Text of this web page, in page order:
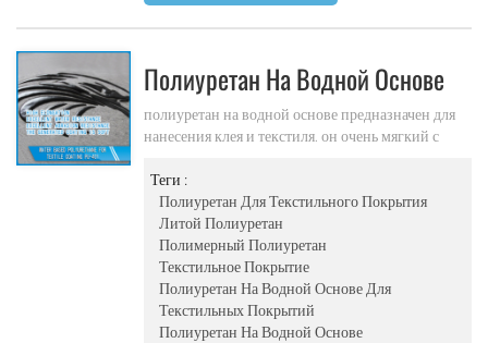
Полиуретан На Водной Основе
Для Текстильного Покрытия Pu-
401
полиуретан на водной основе предназначен для
нанесения клея и текстиля. он очень мягкий с
гидролизу и хорошей устойчивостью к
истиранию.
Теги :
Полиуретан Для Текстильного Покрытия
Литой Полиуретан
Полимерный Полиуретан
Текстильное Покрытие
Полиуретан На Водной Основе Для
Текстильных Покрытий
Полиуретан На Водной Основе